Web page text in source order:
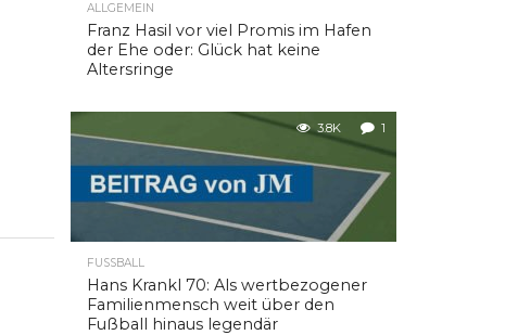
ALLGEMEIN
Franz Hasil vor viel Promis im Hafen
der Ehe oder: Glück hat keine
Altersringe
3.8K 1
FUSSBALL
Hans Krankl 70: Als wertbezogener
Familienmensch weit über den
Fußball hinaus legendär